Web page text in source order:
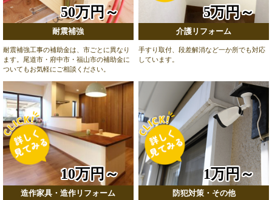
50万円～
耐震補強
耐震補強工事の補助金は、市ごとに異なり
ます。尾道市・府中市・福山市の補助金に
ついてもお気軽にご相談ください。
5万円～
介護リフォーム
手すり取付、段差解消など一か所でも対応
しています。
10万円～
造作家具・造作リフォーム
1万円～
防犯対策・その他